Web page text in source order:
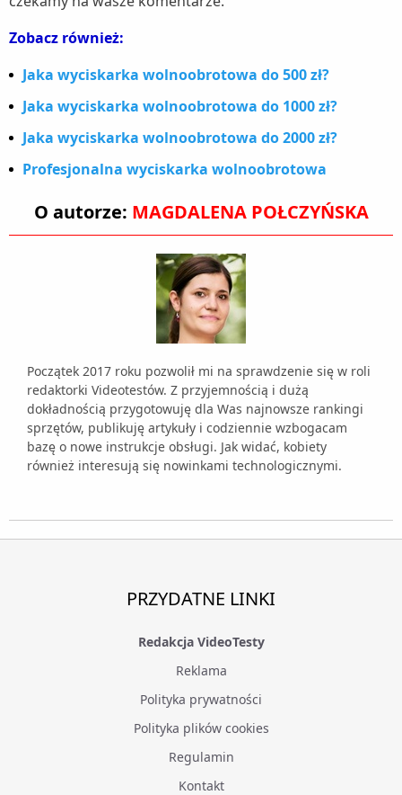
Zobacz również:
Jaka wyciskarka wolnoobrotowa do 500 zł?
Jaka wyciskarka wolnoobrotowa do 1000 zł?
Jaka wyciskarka wolnoobrotowa do 2000 zł?
Profesjonalna wyciskarka wolnoobrotowa
O autorze: MAGDALENA POŁCZYŃSKA
Początek 2017 roku pozwolił mi na sprawdzenie się w roli
redaktorki Videotestów. Z przyjemnością i dużą
dokładnością przygotowuję dla Was najnowsze rankingi
sprzętów, publikuję artykuły i codziennie wzbogacam
bazę o nowe instrukcje obsługi. Jak widać, kobiety
również interesują się nowinkami technologicznymi.
PRZYDATNE LINKI
Redakcja VideoTesty
Reklama
Polityka prywatności
Polityka plików cookies
Regulamin
Kontakt